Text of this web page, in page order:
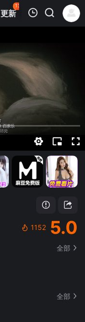
更新
137
热榜 APP
正片
1152 5.0
全部
全部